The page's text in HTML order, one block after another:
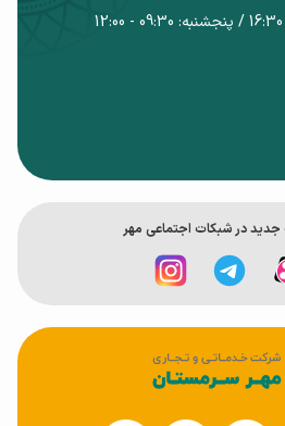
جدید در شبکات اجتماعی مهر